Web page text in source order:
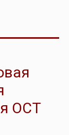
ОСТ